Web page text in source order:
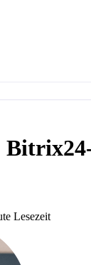
Lesezeit